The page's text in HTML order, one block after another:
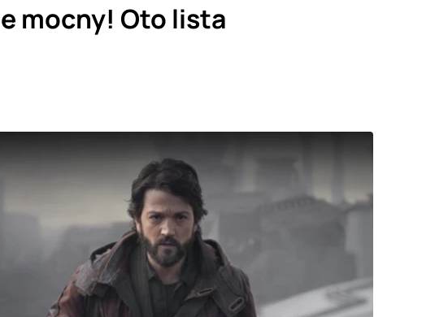
mocny! Oto lista